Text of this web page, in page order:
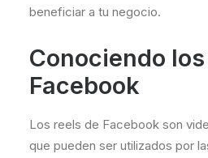
beneficiar a tu negocio.
Conociendo
Facebook
Los reels de Facebook son
que pueden ser utilizados por